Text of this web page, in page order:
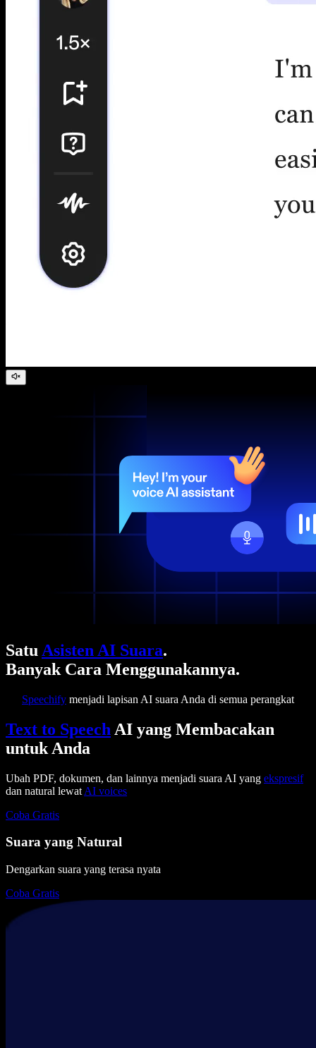
Satu Asisten AI Suara.
Banyak Cara Menggunakannya.
Speechify menjadi lapisan AI suara Anda di semua perangkat
Text to Speech AI yang Membacakan
untuk Anda
Ubah PDF, dokumen, dan lainnya menjadi suara AI yang ekspresif
dan natural lewat AI voices
Coba Gratis
Suara yang Natural
Dengarkan suara yang terasa nyata
Coba Gratis